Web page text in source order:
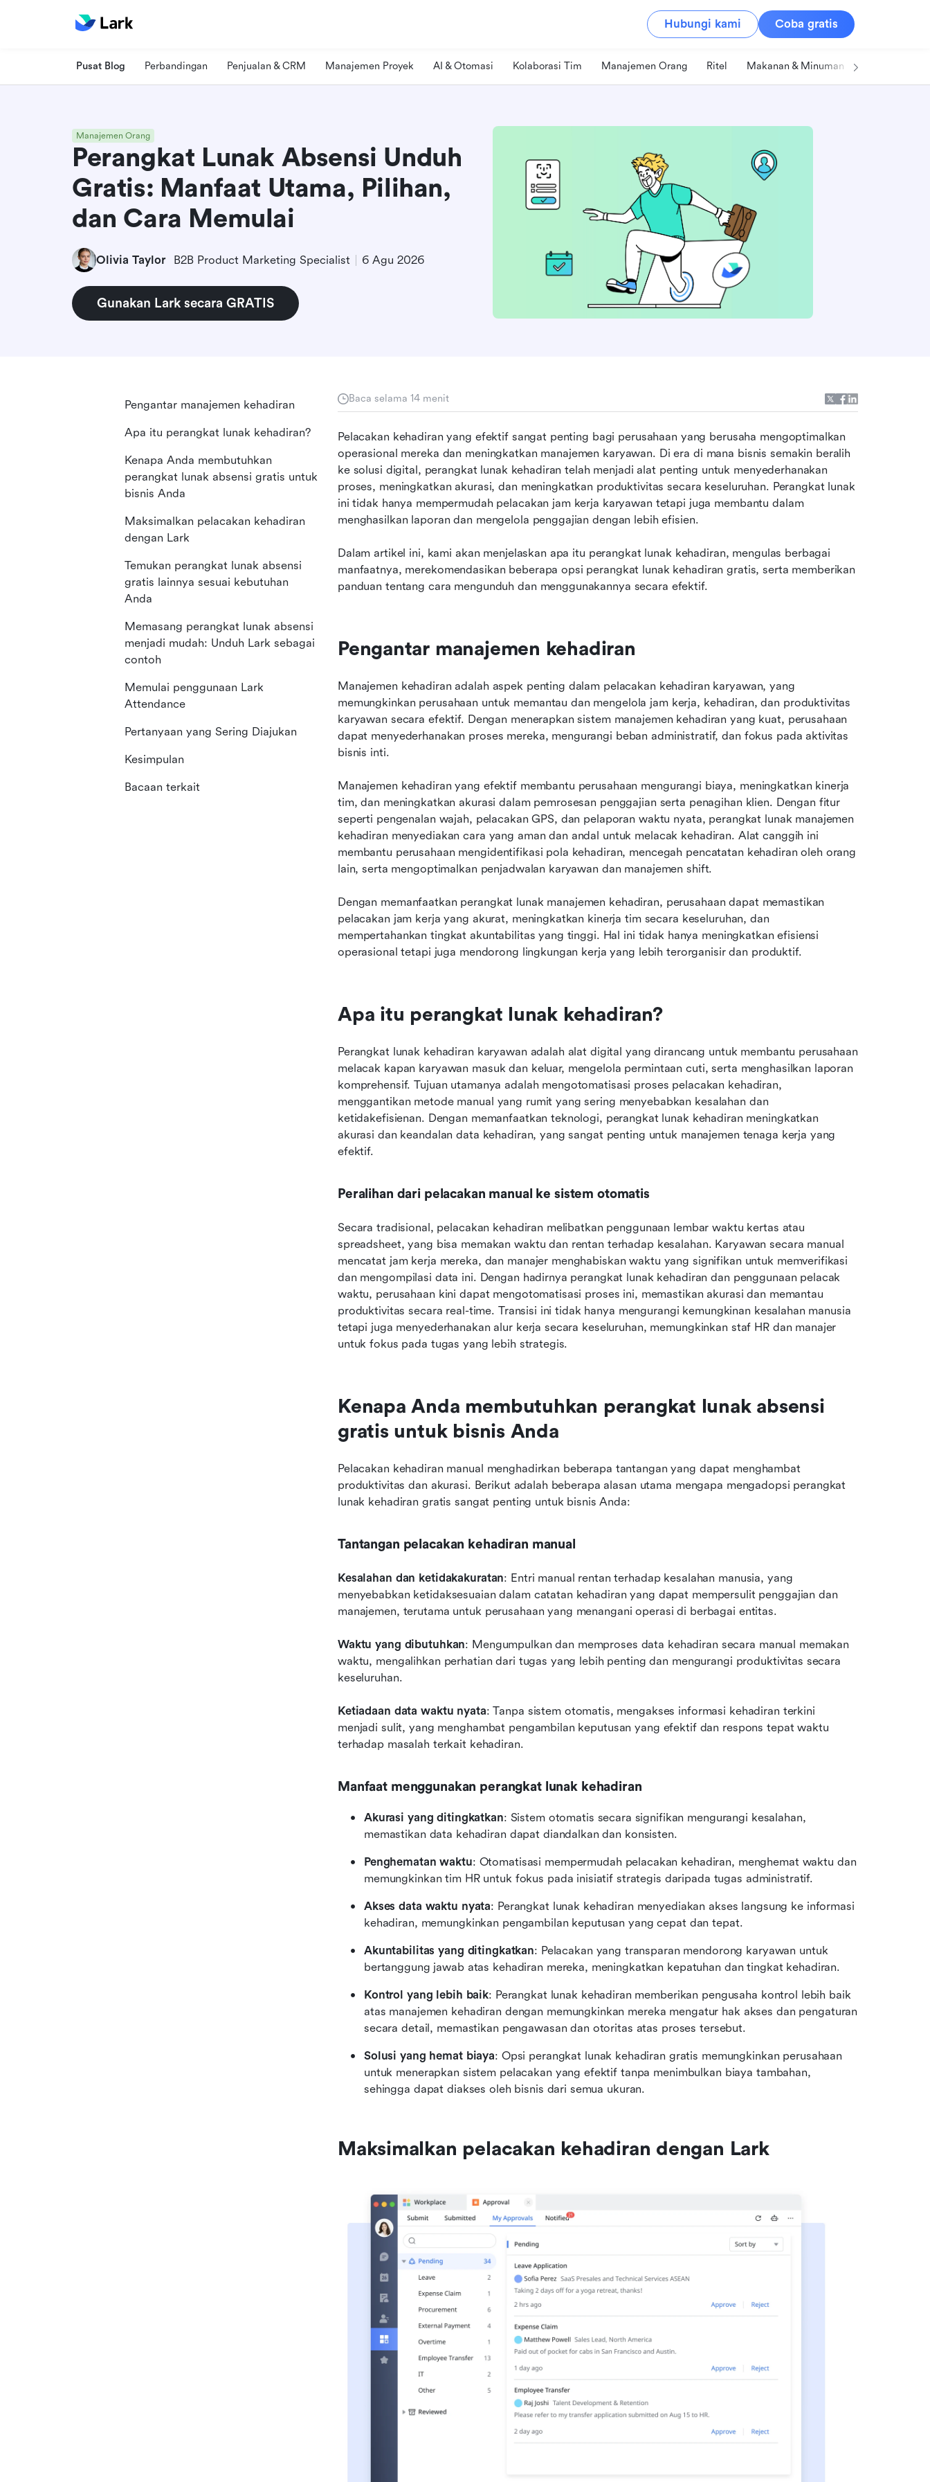
Hubungi kami Coba gratis
Pusat Blog Perbandingan Penjualan & CRM Manajemen Proyek AI & Otomasi Kolaborasi Tim Manajemen Orang Ritel Makanan & Minuman
Manajemen Orang
Perangkat Lunak Absensi Unduh
Gratis: Manfaat Utama, Pilihan,
dan Cara Memulai
Olivia Taylor B2B Product Marketing Specialist 6 Agu 2026
Gunakan Lark secara GRATIS
Baca selama 14 menit
Pelacakan kehadiran yang efektif sangat penting bagi perusahaan yang berusaha mengoptimalkan
operasional mereka dan meningkatkan manajemen karyawan. Di era di mana bisnis semakin beralih
ke solusi digital, perangkat lunak kehadiran telah menjadi alat penting untuk menyederhanakan
proses, meningkatkan akurasi, dan meningkatkan produktivitas secara keseluruhan. Perangkat lunak
ini tidak hanya mempermudah pelacakan jam kerja karyawan tetapi juga membantu dalam
menghasilkan laporan dan mengelola penggajian dengan lebih efisien.
Dalam artikel ini, kami akan menjelaskan apa itu perangkat lunak kehadiran, mengulas berbagai
manfaatnya, merekomendasikan beberapa opsi perangkat lunak kehadiran gratis, serta memberikan
panduan tentang cara mengunduh dan menggunakannya secara efektif.
Pengantar manajemen kehadiran
Manajemen kehadiran adalah aspek penting dalam pelacakan kehadiran karyawan, yang
memungkinkan perusahaan untuk memantau dan mengelola jam kerja, kehadiran, dan produktivitas
karyawan secara efektif. Dengan menerapkan sistem manajemen kehadiran yang kuat, perusahaan
dapat menyederhanakan proses mereka, mengurangi beban administratif, dan fokus pada aktivitas
bisnis inti.
Manajemen kehadiran yang efektif membantu perusahaan mengurangi biaya, meningkatkan kinerja
tim, dan meningkatkan akurasi dalam pemrosesan penggajian serta penagihan klien. Dengan fitur
seperti pengenalan wajah, pelacakan GPS, dan pelaporan waktu nyata, perangkat lunak manajemen
kehadiran menyediakan cara yang aman dan andal untuk melacak kehadiran. Alat canggih ini
membantu perusahaan mengidentifikasi pola kehadiran, mencegah pencatatan kehadiran oleh orang
lain, serta mengoptimalkan penjadwalan karyawan dan manajemen shift.
Dengan memanfaatkan perangkat lunak manajemen kehadiran, perusahaan dapat memastikan
pelacakan jam kerja yang akurat, meningkatkan kinerja tim secara keseluruhan, dan
mempertahankan tingkat akuntabilitas yang tinggi. Hal ini tidak hanya meningkatkan efisiensi
operasional tetapi juga mendorong lingkungan kerja yang lebih terorganisir dan produktif.
Apa itu perangkat lunak kehadiran?
Perangkat lunak kehadiran karyawan adalah alat digital yang dirancang untuk membantu perusahaan
melacak kapan karyawan masuk dan keluar, mengelola permintaan cuti, serta menghasilkan laporan
komprehensif. Tujuan utamanya adalah mengotomatisasi proses pelacakan kehadiran,
menggantikan metode manual yang rumit yang sering menyebabkan kesalahan dan
ketidakefisienan. Dengan memanfaatkan teknologi, perangkat lunak kehadiran meningkatkan
akurasi dan keandalan data kehadiran, yang sangat penting untuk manajemen tenaga kerja yang
efektif.
Peralihan dari pelacakan manual ke sistem otomatis
Secara tradisional, pelacakan kehadiran melibatkan penggunaan lembar waktu kertas atau
spreadsheet, yang bisa memakan waktu dan rentan terhadap kesalahan. Karyawan secara manual
mencatat jam kerja mereka, dan manajer menghabiskan waktu yang signifikan untuk memverifikasi
dan mengompilasi data ini. Dengan hadirnya perangkat lunak kehadiran dan penggunaan pelacak
waktu, perusahaan kini dapat mengotomatisasi proses ini, memastikan akurasi dan memantau
produktivitas secara real-time. Transisi ini tidak hanya mengurangi kemungkinan kesalahan manusia
tetapi juga menyederhanakan alur kerja secara keseluruhan, memungkinkan staf HR dan manajer
untuk fokus pada tugas yang lebih strategis.
Kenapa Anda membutuhkan perangkat lunak absensi
gratis untuk bisnis Anda
Pelacakan kehadiran manual menghadirkan beberapa tantangan yang dapat menghambat
produktivitas dan akurasi. Berikut adalah beberapa alasan utama mengapa mengadopsi perangkat
lunak kehadiran gratis sangat penting untuk bisnis Anda:
Tantangan pelacakan kehadiran manual
Kesalahan dan ketidakakuratan: Entri manual rentan terhadap kesalahan manusia, yang
menyebabkan ketidaksesuaian dalam catatan kehadiran yang dapat mempersulit penggajian dan
manajemen, terutama untuk perusahaan yang menangani operasi di berbagai entitas.
Waktu yang dibutuhkan: Mengumpulkan dan memproses data kehadiran secara manual memakan
waktu, mengalihkan perhatian dari tugas yang lebih penting dan mengurangi produktivitas secara
keseluruhan.
Ketiadaan data waktu nyata: Tanpa sistem otomatis, mengakses informasi kehadiran terkini
menjadi sulit, yang menghambat pengambilan keputusan yang efektif dan respons tepat waktu
terhadap masalah terkait kehadiran.
Manfaat menggunakan perangkat lunak kehadiran
Akurasi yang ditingkatkan: Sistem otomatis secara signifikan mengurangi kesalahan,
memastikan data kehadiran dapat diandalkan dan konsisten.
Penghematan waktu: Otomatisasi mempermudah pelacakan kehadiran, menghemat waktu dan
memungkinkan tim HR untuk fokus pada inisiatif strategis daripada tugas administratif.
Akses data waktu nyata: Perangkat lunak kehadiran menyediakan akses langsung ke informasi
kehadiran, memungkinkan pengambilan keputusan yang cepat dan tepat.
Akuntabilitas yang ditingkatkan: Pelacakan yang transparan mendorong karyawan untuk
bertanggung jawab atas kehadiran mereka, meningkatkan kepatuhan dan tingkat kehadiran.
Kontrol yang lebih baik: Perangkat lunak kehadiran memberikan pengusaha kontrol lebih baik
atas manajemen kehadiran dengan memungkinkan mereka mengatur hak akses dan pengaturan
secara detail, memastikan pengawasan dan otoritas atas proses tersebut.
Solusi yang hemat biaya: Opsi perangkat lunak kehadiran gratis memungkinkan perusahaan
untuk menerapkan sistem pelacakan yang efektif tanpa menimbulkan biaya tambahan,
sehingga dapat diakses oleh bisnis dari semua ukuran.
Maksimalkan pelacakan kehadiran dengan Lark
Pengantar manajemen kehadiran
Apa itu perangkat lunak kehadiran?
Kenapa Anda membutuhkan
perangkat lunak absensi gratis untuk
bisnis Anda
Maksimalkan pelacakan kehadiran
dengan Lark
Temukan perangkat lunak absensi
gratis lainnya sesuai kebutuhan
Anda
Memasang perangkat lunak absensi
menjadi mudah: Unduh Lark sebagai
contoh
Memulai penggunaan Lark
Attendance
Pertanyaan yang Sering Diajukan
Kesimpulan
Bacaan terkait